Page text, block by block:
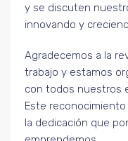
y se discuten
innovando y
Agradecemos a la
trabajo y estamos
con todos nuestros
Este
la dedicación que